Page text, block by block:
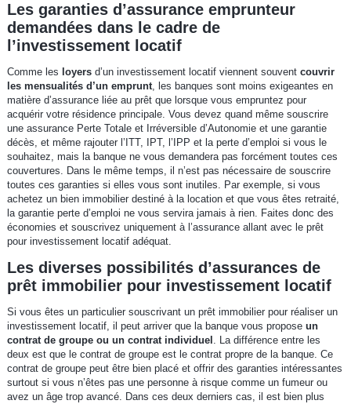
Les garanties d’assurance emprunteur
demandées dans le cadre de
l’investissement locatif
Comme les loyers d’un investissement locatif viennent souvent couvrir
les mensualités d’un emprunt, les banques sont moins exigeantes en
matière d’assurance liée au prêt que lorsque vous empruntez pour
acquérir votre résidence principale. Vous devez quand même souscrire
une assurance Perte Totale et Irréversible d’Autonomie et une garantie
décès, et même rajouter l’ITT, IPT, l’IPP et la perte d’emploi si vous le
souhaitez, mais la banque ne vous demandera pas forcément toutes ces
couvertures. Dans le même temps, il n’est pas nécessaire de souscrire
toutes ces garanties si elles vous sont inutiles. Par exemple, si vous
achetez un bien immobilier destiné à la location et que vous êtes retraité,
la garantie perte d’emploi ne vous servira jamais à rien. Faites donc des
économies et souscrivez uniquement à l’assurance allant avec le prêt
pour investissement locatif adéquat.
Les diverses possibilités d’assurances de
prêt immobilier pour investissement locatif
Si vous êtes un particulier souscrivant un prêt immobilier pour réaliser un
investissement locatif, il peut arriver que la banque vous propose un
contrat de groupe ou un contrat individuel . La différence entre les
deux est que le contrat de groupe est le contrat propre de la banque. Ce
contrat de groupe peut être bien placé et offrir des garanties intéressantes
surtout si vous n’êtes pas une personne à risque comme un fumeur ou
avez un âge trop avancé. Dans ces deux derniers cas, il est bien plus